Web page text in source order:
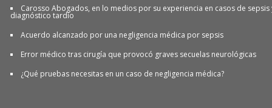
Carosso Abogados, en lo medios por su experiencia en casos de sepsis
diagnóstico tardío
Acuerdo alcanzado por una negligencia médica por sepsis
Error médico tras cirugía que provocó graves secuelas neurológicas
¿Qué pruebas necesitas en un caso de negligencia médica?